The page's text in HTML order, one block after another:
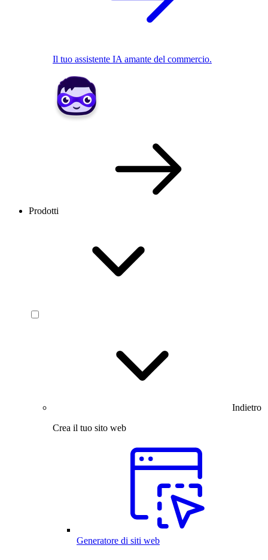
Il tuo assistente IA amante del commercio.
Prodotti
Indietro
Crea il tuo sito web
Generatore di siti web